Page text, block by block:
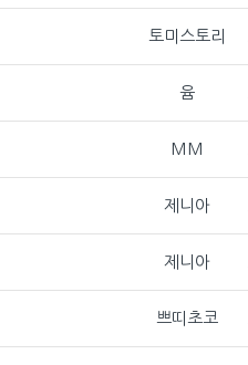
토미스토리
윰
MM
제니아
제니아
쁘띠초코